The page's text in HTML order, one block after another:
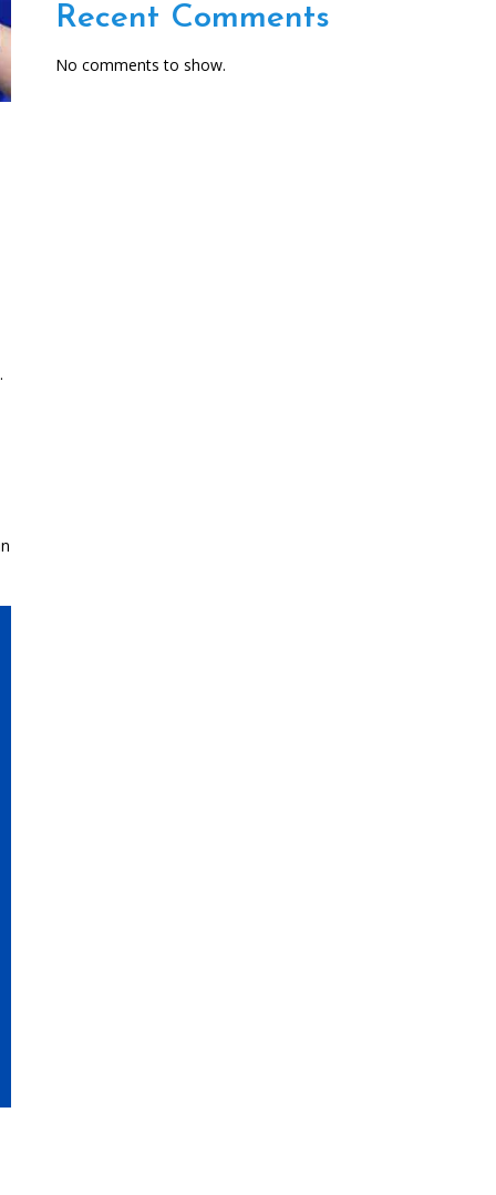
Recent Comments
No comments to show.